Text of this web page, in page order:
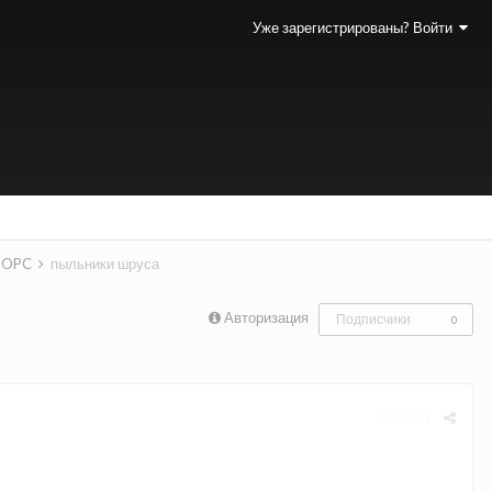
Уже зарегистрированы? Войти
пыльники шруса
Авторизация Подписчики 0